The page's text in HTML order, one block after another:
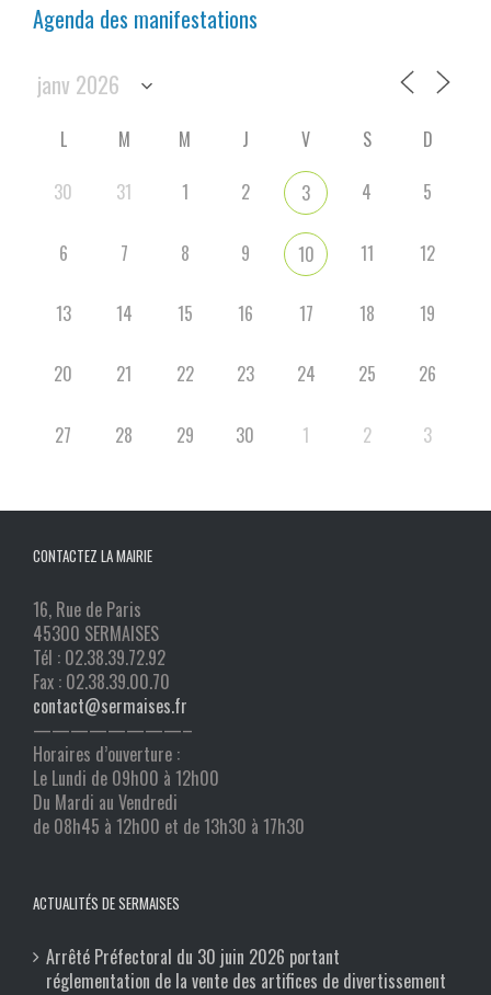
Agenda des manifestations
L M M J V S
D
30
31 1 2 3 4 5
6 7 8 9 10 11 12
13 14 15 16 17 18 19
20 21 22 23 24 25 26
27 28 29 30 1 2 3
CONTACTEZ LA MAIRIE
16, Rue de Paris
45300 SERMAISES
Tél : 02.38.39.72.92
Fax : 02.38.39.00.70
contact@sermaises.fr
————————–
Horaires d’ouverture :
Le Lundi de 09h00 à 12h00
Du Mardi au Vendredi
de 08h45 à 12h00 et de 13h30 à 17h30
ACTUALITÉS DE SERMAISES
Arrêté Préfectoral du 30 juin 2026 portant
réglementation de la vente des artifices de divertissement